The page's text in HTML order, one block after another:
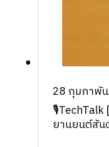
28 กุมภาพั
🎙TechTalk
ยานยนต์สัน